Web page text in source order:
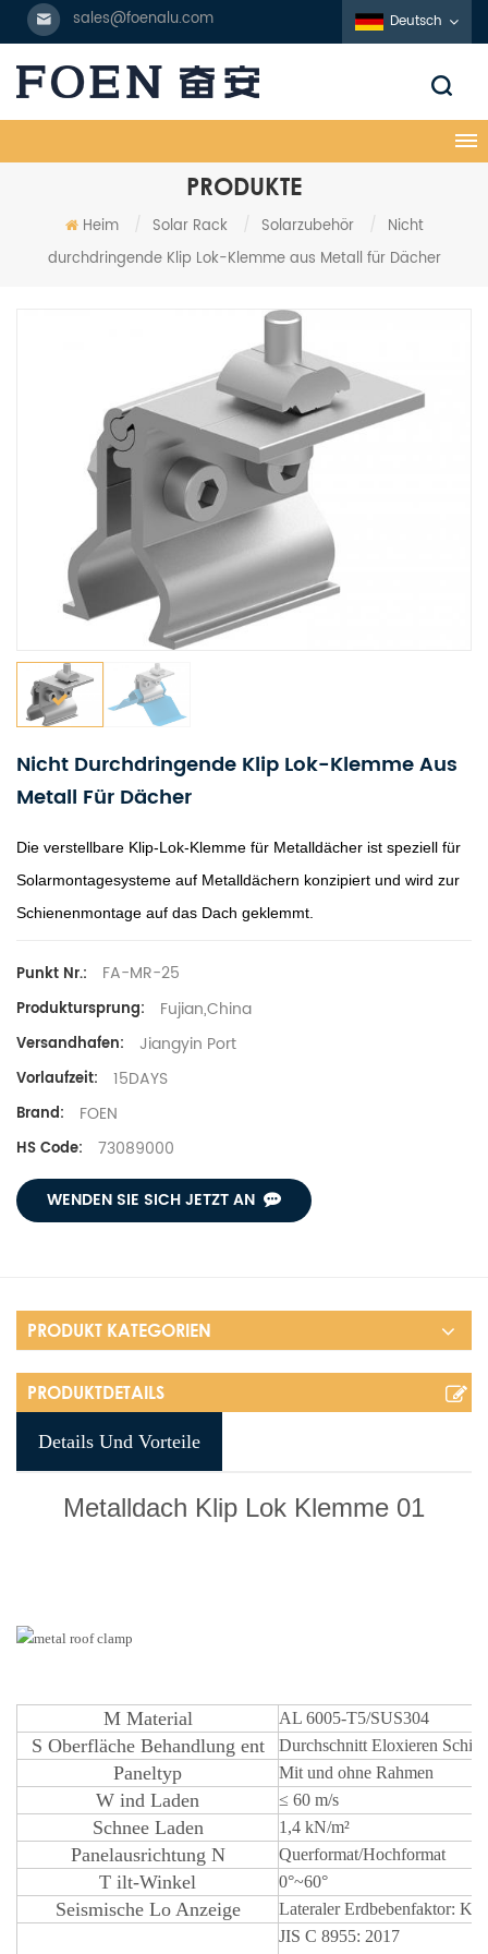
sales@foenalu.com Deutsch
PRODUKTE
Heim / Solar Rack / Solarzubehör /
Nicht
durchdringende Klip Lok-Klemme aus Metall für Dächer
Nicht Durchdringende Klip Lok-Klemme Aus
Metall Für Dächer
Die verstellbare Klip-Lok-Klemme für Metalldächer ist speziell für
Solarmontagesysteme auf Metalldächern konzipiert und wird zur
Schienenmontage auf das Dach geklemmt.
Punkt Nr.: FA-MR-25
Produktursprung: Fujian,China
Versandhafen: Jiangyin Port
Vorlaufzeit: 15DAYS
Brand: FOEN
HS Code: 73089000
WENDEN SIE SICH JETZT AN
PRODUKT KATEGORIEN
PRODUKTDETAILS
Details Und Vorteile
Metalldach Klip Lok Klemme 01
M Material AL 6005-T5/SUS304
S Oberfläche Behandlung ent Durchschnitt Eloxieren
Paneltyp Mit und ohne Rahmen
W ind Laden ≤ 60 m/s
Schnee Laden 1,4 kN/m²
Panelausrichtung N Querformat/Hochformat
T ilt-Winkel 0°~60°
Seismische Lo Anzeige
Lateraler Erdbebenfaktor:
JIS C 8955: 2017